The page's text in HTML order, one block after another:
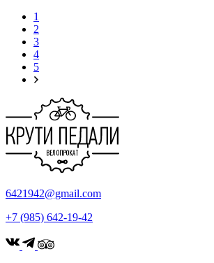
1
2
3
4
5
6421942@gmail.com
+7 (985) 642-19-42